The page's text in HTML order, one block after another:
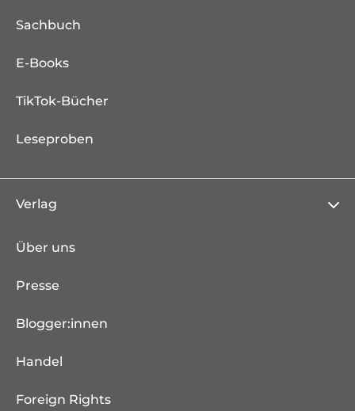
Sachbuch
E-Books
TikTok-Bücher
Leseproben
Verlag
Über uns
Presse
Blogger:innen
Handel
Foreign Rights